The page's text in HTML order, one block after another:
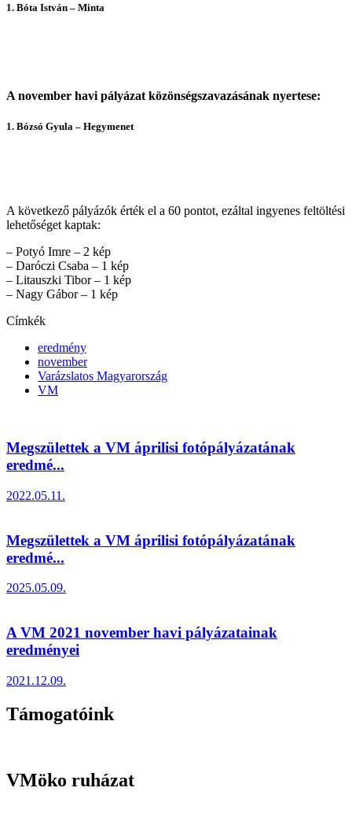
1. Bóta István – Minta
A november havi pályázat közönségszavazásának nyertese:
1. Bózsó Gyula – Hegymenet
A következő pályázók érték el a 60 pontot, ezáltal ingyenes feltöltési
lehetőséget kaptak:
– Potyó Imre – 2 kép
– Daróczi Csaba – 1 kép
– Litauszki Tibor – 1 kép
– Nagy Gábor – 1 kép
Címkék
eredmény
november
Varázslatos Magyarország
VM
Megszülettek a VM áprilisi fotópályázatának
eredmé...
2022.05.11.
Megszülettek a VM áprilisi fotópályázatának
eredmé...
2025.05.09.
A VM 2021 november havi pályázatainak
eredményei
2021.12.09.
Támogatóink
VMöko ruházat